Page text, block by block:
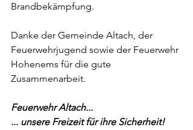
Brandbekämpfung.
Danke der Gemeinde Altach, der
Feuerwehrjugend sowie der Feuerwehr
Hohenems für die gute
Zusammenarbeit.
Feuerwehr Altach...
... unsere Freizeit für ihre Sicherheit!